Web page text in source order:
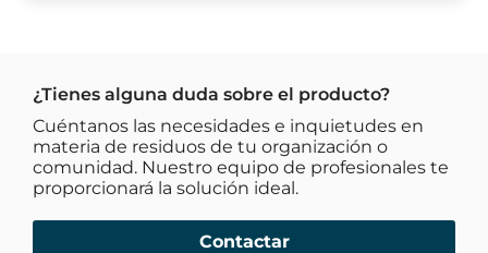
¿Tienes alguna duda sobre el producto?
Cuéntanos las necesidades e inquietudes en
materia de residuos de tu organización o
comunidad. Nuestro equipo de profesionales te
proporcionará la solución ideal.​
Contactar